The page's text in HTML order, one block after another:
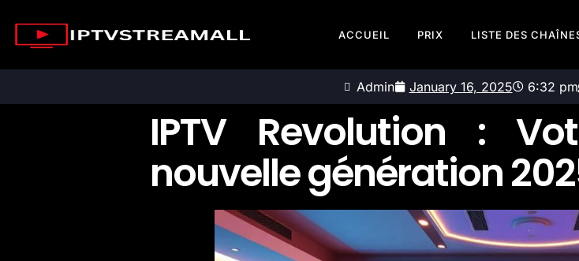
ACCUEIL PRIX LISTE DES
Admin January 16, 2025 6:32 pm
IPTV Revolution :
nouvelle génération